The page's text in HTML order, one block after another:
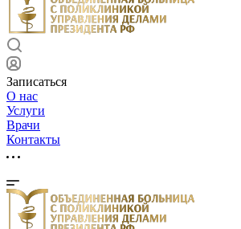
Записаться
О нас
Услуги
Врачи
Контакты